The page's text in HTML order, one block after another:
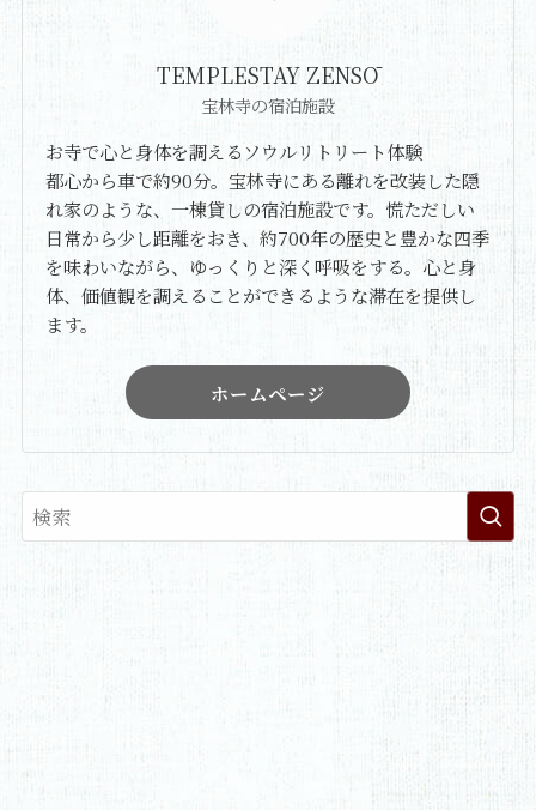
TEMPLESTAY ZENSŌ
宝林寺の宿泊施設
お寺で心と身体を調えるソウルリトリート体験
都心から車で約90分。宝林寺にある離れを改装した隠
れ家のような、一棟貸しの宿泊施設です。慌ただしい
日常から少し距離をおき、約700年の歴史と豊かな四季
を味わいながら、ゆっくりと深く呼吸をする。心と身
体、価値観を調えることができるような滞在を提供し
ます。
ホームページ